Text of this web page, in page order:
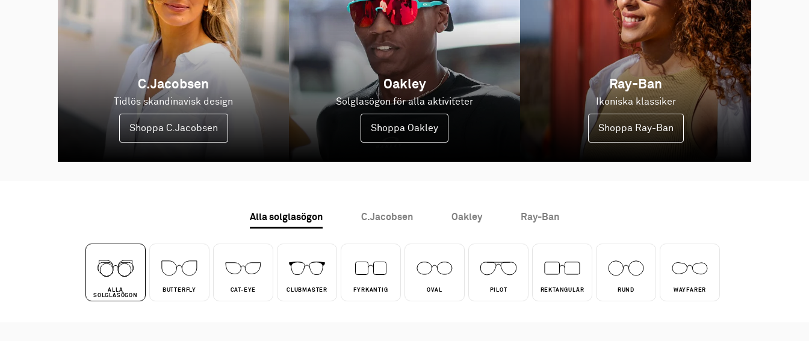
C.Jacobsen
Tidlös skandinavisk design
Shoppa C.Jacobsen
Oakley
Solglasögon för alla aktiviteter
Shoppa Oakley
Ray-Ban
Ikoniska klassiker
Shoppa Ray-Ban
Alla solglasögon C.Jacobsen Oakley Ray-Ban
ALLA
SOLGLASÖGON
BUTTERFLY CAT-EYE CLUBMASTER FYRKANTIG OVAL PILOT REKTANGULÄR RUND WAYFARER